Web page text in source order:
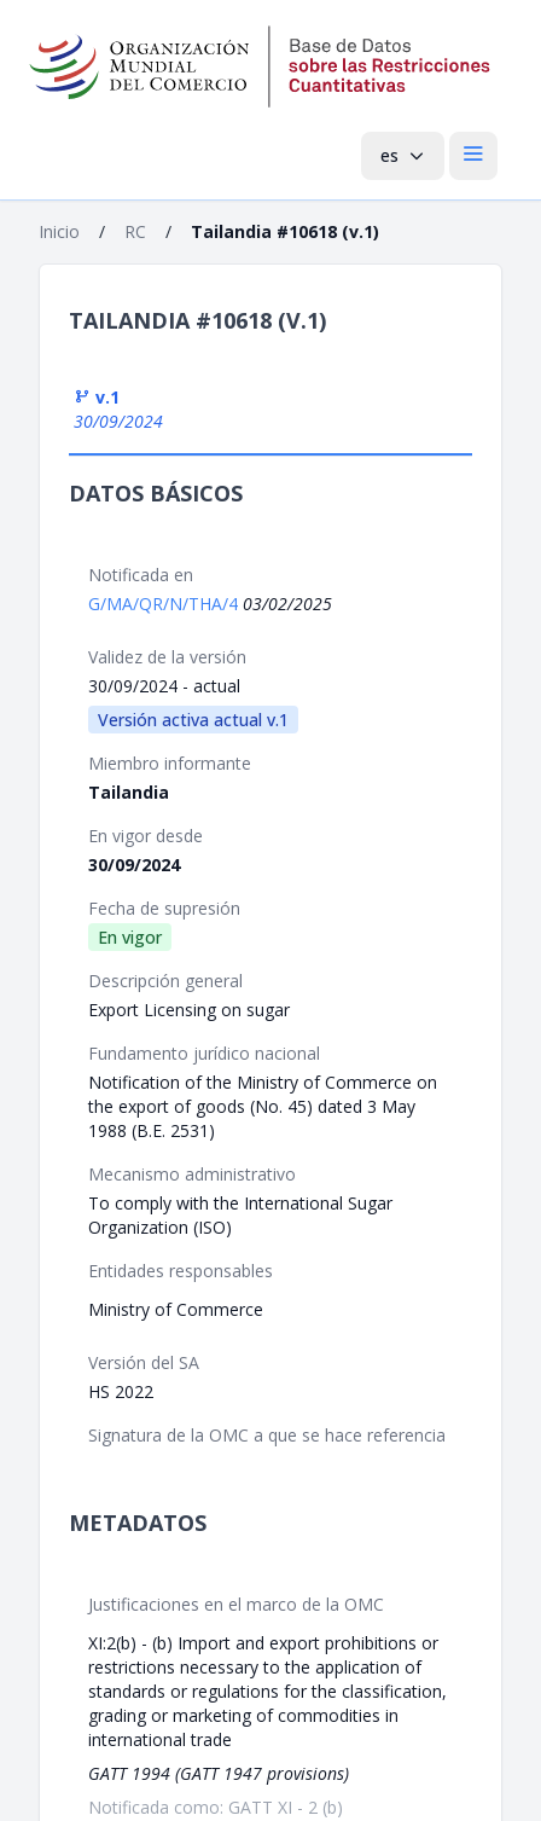
es Menú
Inicio / RC / Tailandia #10618 (v.1)
TAILANDIA #10618 (V.1)
v.1
30/09/2024
DATOS BÁSICOS
Notificada en
G/MA/QR/N/THA/4 03/02/2025
Validez de la versión
30/09/2024 - actual
Versión activa actual v.1
Miembro informante
Tailandia
En vigor desde
30/09/2024
Fecha de supresión
En vigor
Descripción general
Export Licensing on sugar
Fundamento jurídico nacional
Notification of the Ministry of Commerce on
the export of goods (No. 45) dated 3 May
1988 (B.E. 2531)
Mecanismo administrativo
To comply with the International Sugar
Organization (ISO)
Entidades responsables
Ministry of Commerce
Versión del SA
HS 2022
Signatura de la OMC a que se hace referencia
METADATOS
Justificaciones en el marco de la OMC
XI:2(b) - (b) Import and export prohibitions or
restrictions necessary to the application of
standards or regulations for the classification,
grading or marketing of commodities in
international trade
GATT 1994 (GATT 1947 provisions)
Notificada como: GATT XI - 2 (b)